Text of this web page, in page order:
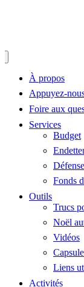
À propos
Appuyez-
Foire aux
Services
Budget
Fonds
Outils
Trucs
Noël
Vidéos
Liens
Activités